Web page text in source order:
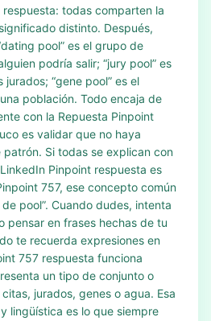
respuesta: todas comparten la
distinto. Después,
pool” es el grupo de
podría salir; “jury pool” es
“gene pool” es el
población. Todo encaja de
con la Repuesta Pinpoint
es validar que no haya
Si todas se explican con
Pinpoint respuesta es
757, ese concepto común
pool”. Cuando dudes, intenta
pensar en frases hechas de tu
te recuerda expresiones en
757 respuesta funciona
un tipo de conjunto o
jurados, genes o agua. Esa
lingüística es lo que siempre